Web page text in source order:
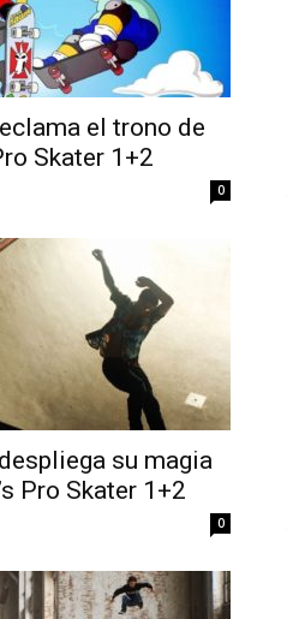
el trono de
Skater 1+2
0
su magia
Pro Skater 1+2
0